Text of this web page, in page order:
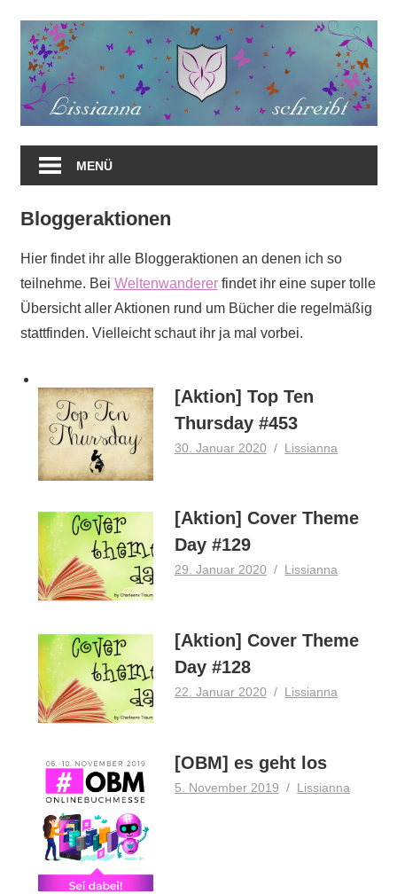
springen
MENÜ
Bloggeraktionen
Hier findet ihr alle Bloggeraktionen an denen ich so
teilnehme. Bei Weltenwandererfindet ihr eine super tolle
Übersicht aller Aktionen rund um Bücher die regelmäßig
stattfinden. Vielleicht schaut ihr ja mal vorbei.
[Aktion] Top Ten
Thursday #453
30. Januar 2020 Lissianna
[Aktion] Cover Theme
Day #129
29. Januar 2020 Lissianna
[Aktion] Cover Theme
Day #128
22. Januar 2020 Lissianna
[OBM] es geht los
5. November 2019 Lissianna